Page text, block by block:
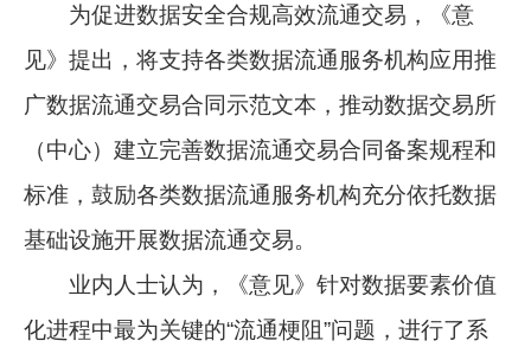
为促进数据安全合规高效流通交易，《意
见》提出，将支持各类数据流通服务机构应用推
广数据流通交易合同示范文本，推动数据交易所
（中心）建立完善数据流通交易合同备案规程和
标准，鼓励各类数据流通服务机构充分依托数据
基础设施开展数据流通交易。
业内人士认为，《意见》针对数据要素价值
化进程中最为关键的“流通梗阻”问题，进行了系